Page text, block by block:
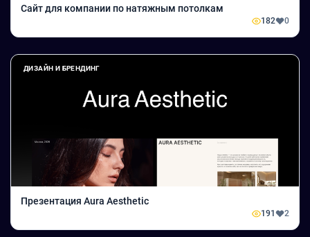
Сайт для компании по натяжным потолкам
182 0
ДИЗАЙН И БРЕНДИНГ
Презентация Aura Aesthetic
191 2